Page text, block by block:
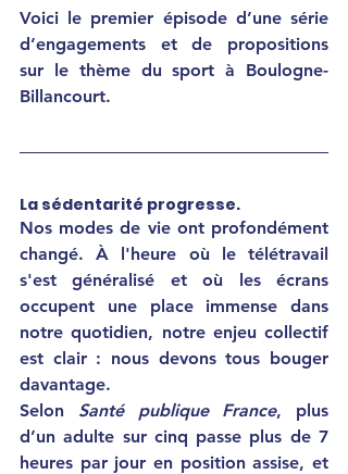
Voici le premier épisode d’une série
d’engagements et de propositions
sur le thème du sport à Boulogne-
Billancourt.
La sédentarité progresse.
Nos modes de vie ont profondément
changé. À l'heure où le télétravail
s'est généralisé et où les écrans
occupent une place immense dans
notre quotidien, notre enjeu collectif
est clair : nous devons tous bouger
davantage.
Selon Santé publique France, plus
d’un adulte sur cinq passe plus de 7
heures par jour en position assise, et